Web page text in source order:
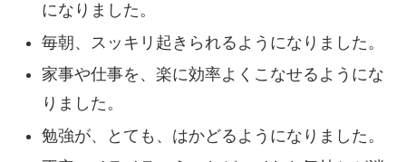
になりました。
毎朝、スッキリ起きられるようになりました。
家事や仕事を、楽に効率よくこなせるようにな
りました。
勉強が、とても、はかどるようになりました。